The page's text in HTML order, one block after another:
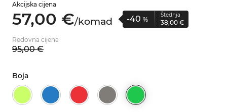
Akcijska cijena
57,00 €/komad -40 %
Štednja
38,00 €
Redovna cijena
95,00 €
Boja